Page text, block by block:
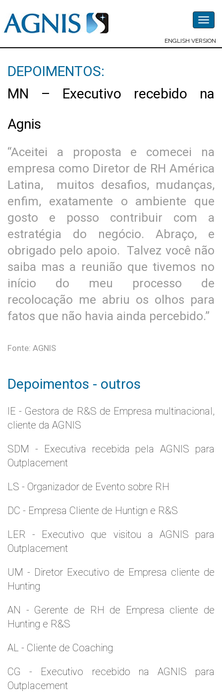
ENGLISH VERSION
DEPOIMENTOS:
MN – Executivo recebido na
Agnis
“Aceitei a proposta e comecei na
empresa como Diretor de RH América
Latina, muitos desafios, mudanças,
enfim, exatamente o ambiente que
gosto e posso contribuir com a
estratégia do negócio. Abraço, e
obrigado pelo apoio. Talvez você não
saiba mas a reunião que tivemos no
início do meu processo de
recolocação me abriu os olhos para
fatos que não havia ainda percebido.”
Fonte: AGNIS
Depoimentos - outros
IE - Gestora de R&S de Empresa multinacional,
cliente da AGNIS
SDM - Executiva recebida pela AGNIS para
Outplacement
LS - Organizador de Evento sobre RH
DC - Empresa Cliente de Huntign e R&S
LER - Executivo que visitou a AGNIS para
Outplacement
UM - Diretor Executivo de Empresa cliente de
Hunting
AN - Gerente de RH de Empresa cliente de
Hunting e R&S
AL - Cliente de Coaching
CG - Executivo recebido na AGNIS para
Outplacement